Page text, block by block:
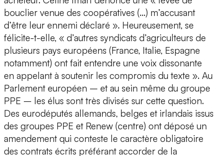
bouclier venue des coopératives (…) m’accusant
d’être leur ennemi déclaré ». Heureusement, se
félicite-t-elle, « d’autres syndicats d’agriculteurs de
plusieurs pays européens (France, Italie, Espagne
notamment) ont fait entendre une voix dissonante
en appelant à soutenir les compromis du texte ». Au
Parlement européen – et au sein même du groupe
PPE – les élus sont très divisés sur cette question.
Des eurodéputés allemands, belges et irlandais issus
des groupes PPE et Renew (centre) ont déposé un
amendement qui conteste le caractère obligatoire
des contrats écrits préférant accorder de la